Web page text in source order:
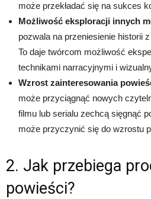
może przekładać się na sukces
Możliwość eksploracji innych
pozwala na przeniesienie historii
To daje twórcom możliwość
technikami narracyjnymi i
Wzrost zainteresowania
może przyciągnąć nowych
filmu lub serialu zechcą sięgnąć
może przyczynić się do wzrostu
2. Jak przebiega
powieści?